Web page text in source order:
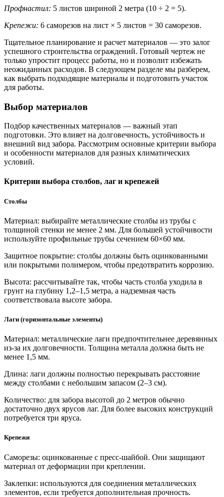
Профнастил: 5 листов шириной 2 метра (10 ÷ 2 = 5).
Крепежи: 6 саморезов на лист × 5 листов = 30 саморезов.
Тщательное планирование и расчет материалов — это залог
успешного строительства ограждений. Готовый чертеж не
только упростит процесс работы, но и позволит избежать
неожиданных расходов. В следующем разделе мы разберем,
как выбрать подходящие материалы и подготовить участок
для работы.
Выбор материалов
Подбор качественных материалов — важный этап
подготовки. Это влияет на долговечность, устойчивость и
внешний вид забора. Рассмотрим основные критерии выбора
и особенности материалов для разных климатических
условий.
Критерии выбора столбов, лаг и крепежей
Столбы
Материал: выбирайте металлические столбы из трубы с
толщиной стенки не менее 2 мм. Для большей устойчивости
используйте профильные трубы сечением 60×60 мм.
Защитное покрытие: столбы должны быть оцинкованными
или покрытыми полимером, чтобы предотвратить коррозию.
Высота: рассчитывайте так, чтобы часть столба уходила в
грунт на глубину 1,2–1,5 метра, а надземная часть
соответствовала высоте забора.
Лаги (горизонтальные элементы)
Материал: металлические лаги предпочтительнее деревянных
из-за их долговечности. Толщина металла должна быть не
менее 1,5 мм.
Длина: лаги должны полностью перекрывать расстояние
между столбами с небольшим запасом (2–3 см).
Количество: для забора высотой до 2 метров обычно
достаточно двух ярусов лаг. Для более высоких конструкций
потребуется три яруса.
Крепежи
Саморезы: оцинкованные с пресс-шайбой. Они защищают
материал от деформации при креплении.
Заклепки: используются для соединения металлических
элементов, если требуется дополнительная прочность.